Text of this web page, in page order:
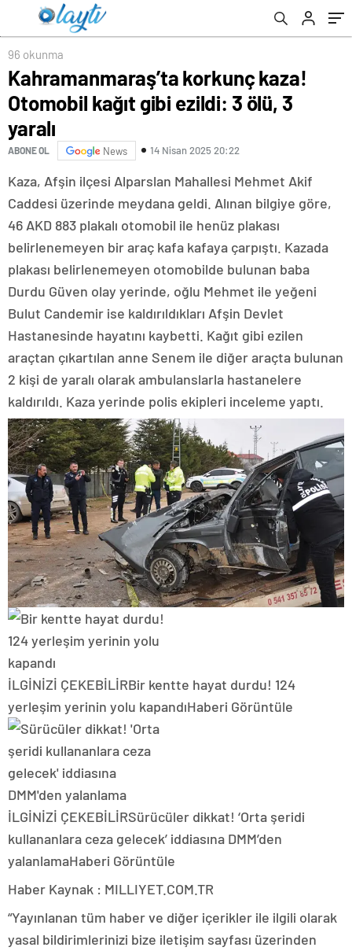
96 okunma
Kahramanmaraş’ta korkunç kaza!
Otomobil kağıt gibi ezildi: 3 ölü, 3
yaralı
ABONE OL News 14 Nisan 2025 20:22
Kaza, Afşin ilçesi Alparslan Mahallesi Mehmet Akif
Caddesi üzerinde meydana geldi. Alınan bilgiye göre,
46 AKD 883 plakalı otomobil ile henüz plakası
belirlenemeyen bir araç kafa kafaya çarpıştı. Kazada
plakası belirlenemeyen otomobilde bulunan baba
Durdu Güven olay yerinde, oğlu Mehmet ile yeğeni
Bulut Candemir ise kaldırıldıkları Afşin Devlet
Hastanesinde hayatını kaybetti. Kağıt gibi ezilen
araçtan çıkartılan anne Senem ile diğer araçta bulunan
2 kişi de yaralı olarak ambulanslarla hastanelere
kaldırıldı. Kaza yerinde polis ekipleri inceleme yaptı.
İLGİNİZİ ÇEKEBİLİRBir kentte hayat durdu! 124
yerleşim yerinin yolu kapandıHaberi Görüntüle
İLGİNİZİ ÇEKEBİLİRSürücüler dikkat! ‘Orta şeridi
kullananlara ceza gelecek’ iddiasına DMM’den
yalanlamaHaberi Görüntüle
Haber Kaynak : MILLIYET.COM.TR
“Yayınlanan tüm haber ve diğer içerikler ile ilgili olarak
yasal bildirimlerinizi bize iletişim sayfası üzerinden